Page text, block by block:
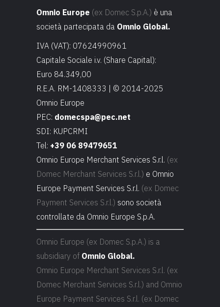
Omnio Europe (ex Domec S.p.A.) è una
società partecipata da Omnio Global.
IVA (VAT): 07624990961
Capitale Sociale i.v. (Share Capital):
Euro 84.349,00
R.E.A. RM-1408333 | © 2014-2025
Omnio Europe
PEC: domecspa@pec.net
SDI: KUPCRMI
Tel: +39 06 89479651
Omnio Europe Merchant Services S.r.l. (ex
Domec Merchant Services S.r.l.) e Omnio
Europe Payment Services S.r.l. (ex Domec
Payment Services S.r.l.) sono società
controllate da Omnio Europe S.p.A.
Omnio Europe (ex Domec S.p.A.) is a
subsidiary of Omnio Global.
Omnio Europe Merchant Services S.r.l. (ex
Domec Merchant Services S.r.l.) and Omnio
Europe Payment Services S.r.l. (ex Domec